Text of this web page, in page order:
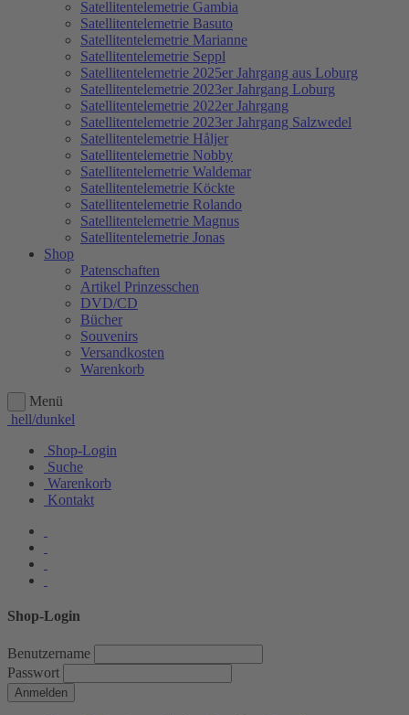
Satellitentelemetrie Gambia
Satellitentelemetrie Basuto
Satellitentelemetrie Marianne
Satellitentelemetrie Seppl
Satellitentelemetrie 2025er Jahrgang aus Loburg
Satellitentelemetrie 2023er Jahrgang Loburg
Satellitentelemetrie 2022er Jahrgang
Satellitentelemetrie 2023er Jahrgang Salzwedel
Satellitentelemetrie Håljer
Satellitentelemetrie Nobby
Satellitentelemetrie Waldemar
Satellitentelemetrie Köckte
Satellitentelemetrie Rolando
Satellitentelemetrie Magnus
Satellitentelemetrie Jonas
Shop
Patenschaften
Artikel Prinzesschen
DVD/CD
Bücher
Souvenirs
Versandkosten
Warenkorb
Menü
hell/dunkel
Shop-Login
Suche
Warenkorb
Kontakt
Shop-Login
Benutzername
Passwort
Anmelden